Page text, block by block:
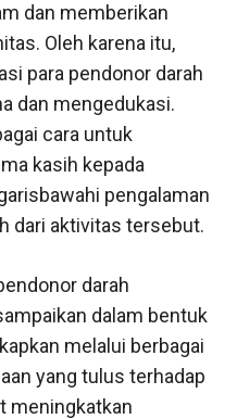
dan memberikan
Oleh karena itu,
para pendonor darah
dan mengedukasi.
cara untuk
kasih kepada
pengalaman
dari aktivitas tersebut.
darah
dalam bentuk
melalui berbagai
yang tulus terhadap
meningkatkan